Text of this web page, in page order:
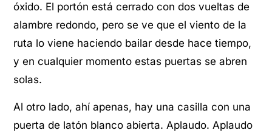
óxido. El portón está cerrado con dos vueltas de
alambre redondo, pero se ve que el viento de la
ruta lo viene haciendo bailar desde hace tiempo,
y en cualquier momento estas puertas se abren
solas.
Al otro lado, ahí apenas, hay una casilla con una
puerta de latón blanco abierta. Aplaudo. Aplaudo